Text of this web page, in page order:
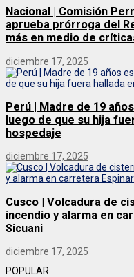
Nacional | Comisión
aprueba prórroga del
más en medio de
diciembre 17, 2025
Perú | Madre de 19
luego de que su hija
hospedaje
diciembre 17, 2025
Cusco | Volcadura de
incendio y alarma en
Sicuani
diciembre 17, 2025
POPULAR